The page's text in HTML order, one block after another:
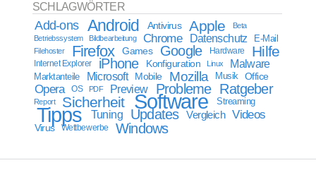
SCHLAGWÖRTER
Add-ons Android Antivirus Apple
Beta
Betriebssystem
Bildbearbeitung Chrome Datenschutz E-Mail
Filehoster Firefox Games Google Hardware Hilfe
Internet Explorer iPhone Konfiguration Linux Malware
Marktanteile Microsoft Mobile Mozilla Musik Office
Opera OS PDF Preview Probleme Ratgeber
Report Sicherheit Software Streaming
Tipps Tuning Updates Vergleich Videos
Virus Wettbewerbe Windows